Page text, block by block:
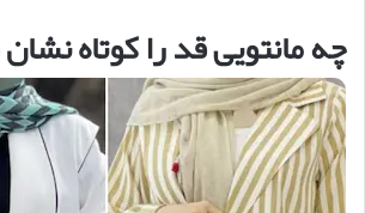
چه مانتویی قد را کوتاه